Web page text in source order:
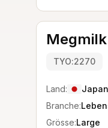
TYO:2270
Land:
Japan
Branche:
Grösse:Large